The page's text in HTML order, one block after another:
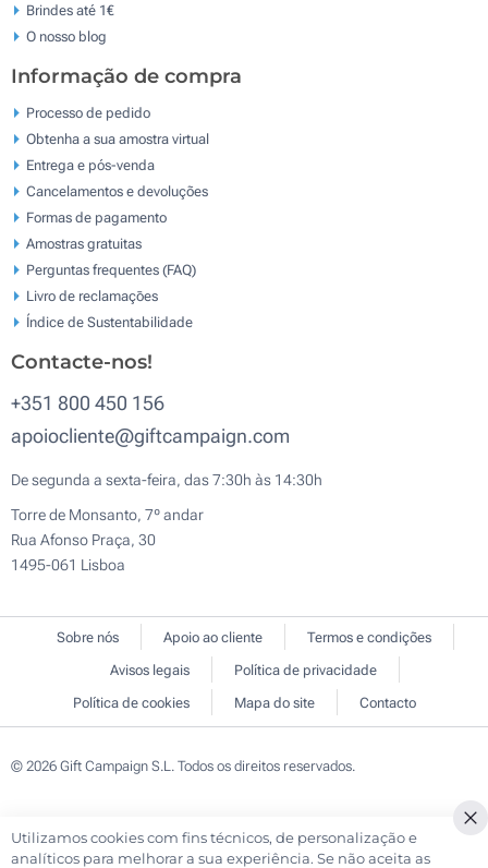
Brindes até 1€
O nosso blog
Informação de compra
Processo de pedido
Obtenha a sua amostra virtual
Entrega e pós-venda
Cancelamentos e devoluções
Formas de pagamento
Amostras gratuitas
Perguntas frequentes (FAQ)
Livro de reclamaçōes
Índice de Sustentabilidade
Contacte-nos!
+351 800 450 156
apoiocliente@giftcampaign.com
De segunda a sexta-feira, das 7:30h às 14:30h
Torre de Monsanto, 7º andar
Rua Afonso Praça, 30
1495-061 Lisboa
Sobre nós Apoio ao cliente
Termos e condições
Avisos legais
Política de privacidade
Política de cookies
Mapa do site Contacto
© 2026 Gift Campaign S.L. Todos os direitos reservados.
Utilizamos cookies com fins técnicos, de personalização e
analíticos para melhorar a sua experiência. Se não aceita as